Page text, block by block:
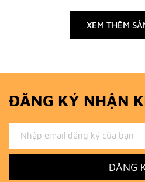
XEM THÊM
ĐĂNG KÝ NHẬN
ĐĂNG